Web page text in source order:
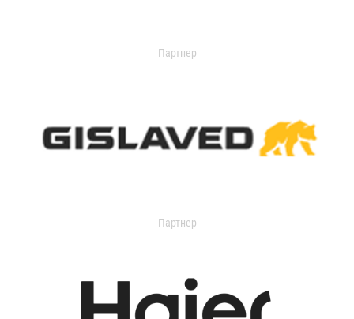
Партнер
Партнер